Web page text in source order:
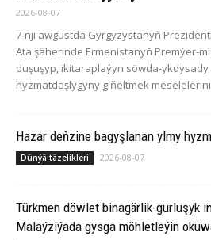
2026-08-07
7-nji awgustda Gyrgyzystanyň
Ata şäherinde Ermenistanyň Premýer-
duşuşyp, ikitaraplaýyn söwda-ykdysady
hyzmatdaşlygyny giňeltmek
Hazar deňzine bagyşlanan ylmy
Dünýä täzelikleri 2026-08-07
Türkmen döwlet binagärlik-gurluşyk
Malaýziýada gysga möhletleýin